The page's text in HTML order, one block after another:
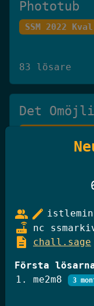
Phototub
SSM 2022 Kval
83 lösare
Det
Knäck Koden
20 lösare
group edit istlemin
router nc
description chall.sage
Första
me2m8
3